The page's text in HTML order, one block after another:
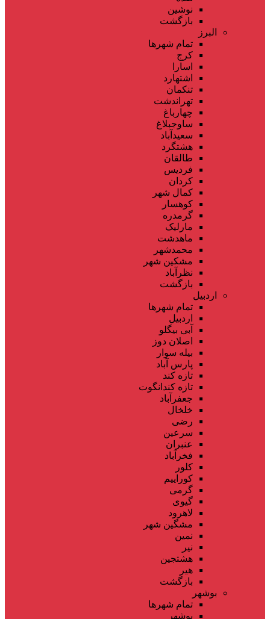
نوشین
بازگشت
البرز
تمام شهر‌ها
کرج
اسارا
اشتهارد
تنکمان
تهراندشت
چهارباغ
ساوجبلاغ
سعیدآباد
هشتگرد
طالقان
فردیس
کردان
کمال شهر
کوهسار
گرمدره
مارلیک
ماهدشت
محمدشهر
مشکین شهر
نظرآباد
بازگشت
اردبیل
تمام شهر‌ها
اردبیل
آبی بیگلو
اصلان دوز
بیله سوار
پارس آباد
تازه کند
تازه کندانگوت
جعفرآباد
خلخال
رضی
سرعین
عنبران
فخرآباد
کلور
کوراییم
گرمی
گیوی
لاهرود
مشگین شهر
نمین
نیر
هشتجین
هیر
بازگشت
بوشهر
تمام شهر‌ها
بوشهر